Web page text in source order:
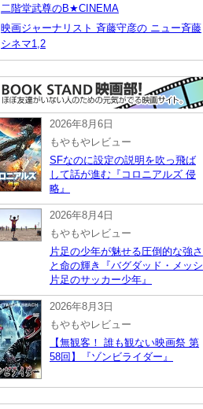
二階堂武尊のB★CINEMA
映画ジャーナリスト 斉藤守彦の ニュー斉藤
シネマ1,2
2026年8月6日
もやもやレビュー
SFなのに設定の説明を吹っ飛ば
して話が進む『コロニアルズ 侵
略』
2026年8月4日
もやもやレビュー
片足の少年が魅せる圧倒的な強さ
と命の輝き『バグダッド・メッシ
片足のサッカー少年』
2026年8月3日
もやもやレビュー
【無観客！ 誰も観ない映画祭 第
58回】『ゾンビライダー』